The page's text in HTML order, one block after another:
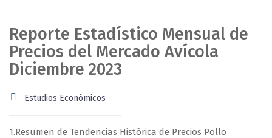
Reporte Estadístico Mensual de
Precios del Mercado Avícola
Diciembre 2023
Estudios Económicos
1.Resumen de Tendencias Histórica de Precios Pollo